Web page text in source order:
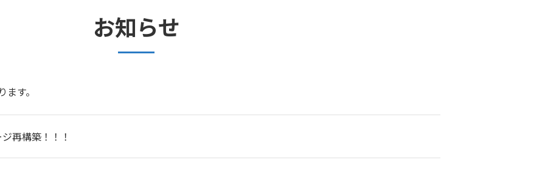
お知らせ
す。
再構築！！！